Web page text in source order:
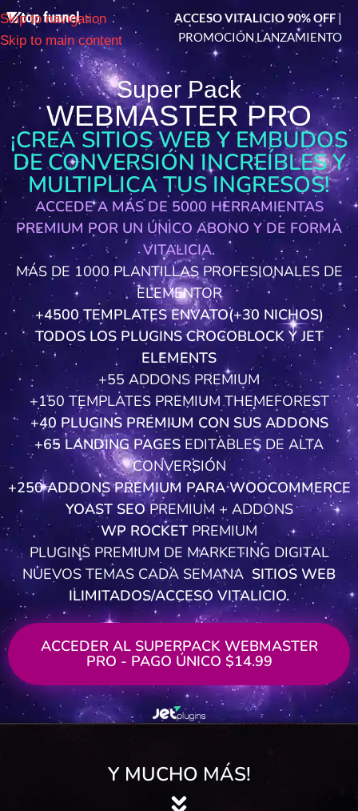
Skip to navigation
Skip to main content
ACCESO VITALICIO 90% OFF|
PROMOCIÓN LANZAMIENTO
Super Pack
WEBMASTER PRO
¡CREA SITIOS WEB Y EMBUDOS
DE CONVERSIÓN INCREÍBLES Y
MULTIPLICA TUS INGRESOS!
ACCEDE A MÁS DE 5000 HERRAMIENTAS
PREMIUM POR UN ÚNICO ABONO Y DE FORMA
VITALICIA.
MÁS DE 1000 PLANTILLAS PROFESIONALES DE
ELEMENTOR
+4500 TEMPLATES ENVATO(+30 NICHOS)
TODOS LOS PLUGINS CROCOBLOCK Y JET
ELEMENTS
+55 ADDONS PREMIUM
+150 TEMPLATES PREMIUM THEMEFOREST
+40 PLUGINS PREMIUM CON SUS ADDONS
+65 LANDING PAGESEDITABLES DE ALTA
CONVERSIÓN
+250 ADDONS PREMIUM PARA WOOCOMMERCE
YOAST SEOPREMIUM + ADDONS
WP ROCKET PREMIUM
PLUGINS PREMIUM DE MARKETING DIGITAL
NUEVOS TEMAS CADA SEMANA SITIOS WEB
ILIMITADOS/ACCESO VITALICIO.
ACCEDER AL SUPERPACK WEBMASTER
PRO - PAGO ÚNICO $14.99
Y MUCHO MÁS!